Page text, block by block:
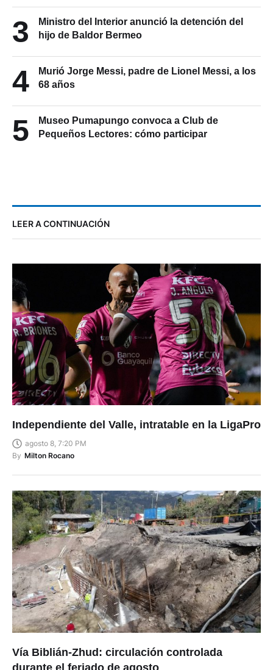
3
Ministro del Interior anunció la detención del
hijo de Baldor Bermeo
4
Murió Jorge Messi, padre de Lionel Messi, a los
68 años
5
Museo Pumapungo convoca a Club de
Pequeños Lectores: cómo participar
LEER A CONTINUACIÓN
Independiente del Valle, intratable en la LigaPro
agosto 8, 7:20 PM
By Milton Rocano
Vía Biblián-Zhud: circulación controlada
durante el feriado de agosto